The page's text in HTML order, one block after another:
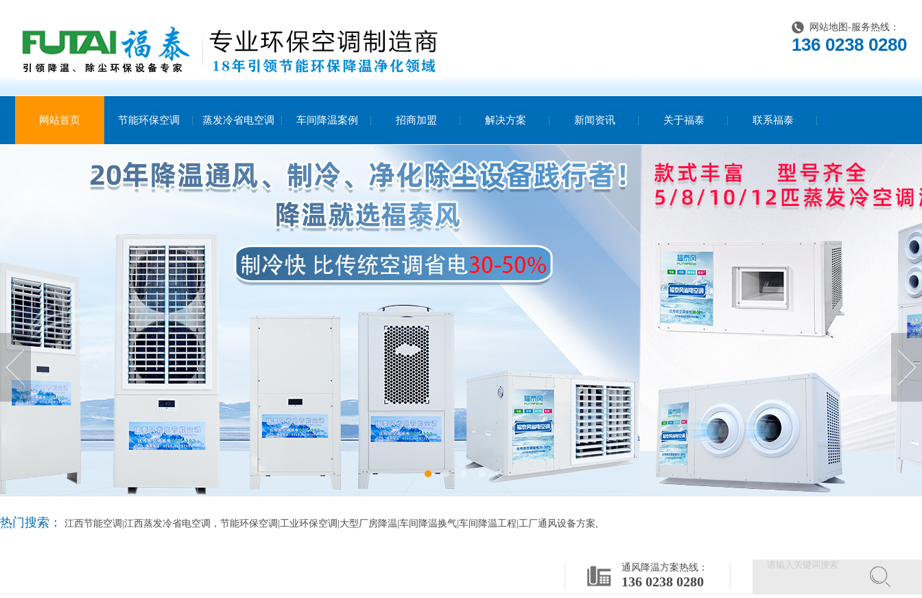
网站地图 -服务热线：
136 0238 0280
网站首页 节能环保空调 蒸发冷省电空调 车间降温案例 招商加盟 解决方案 新闻资讯 关于福泰 联系福泰
热门搜索： 江西节能空调|江西蒸发冷省电空调，节能环保空调|工业环保空调|大型厂房降温|车间降温换气|车间降温工程|工厂通风设备方案,
通风降温方案热线：
136 0238 0280